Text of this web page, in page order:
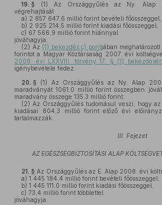
19. § (1) Az Országgyűlés az Ny. Alap
végrehajtását
a) 2 857 647,6 millió forint bevételi főösszeggel,
b) 2 925 214,5 millió forint kiadási főösszeggel,
c) 67 566,9 millió forint hiánnyal
jóváhagyja.
(2) Az (1) bekezdés c) pontjában
forintot a Magyar Köztársaság 2007. évi
2008. évi LXXVIII. törvény 17. § (1)
igénybevétele fedez.
20. § (1)
Az Országgyűlés az Ny. Alap
maradványát 1061,0 millió forint összegben
maradvány összege 135,3 millió forint.
(2) Az Országgyűlés tudomásul veszi, hogy
kiadásai 804,3 millió forint előző évi
tartalmazzák.
III. Fejezet
AZ EGÉSZSÉGBIZTOSÍTÁSI ALAP
21. § Az Országgyűlés az E. Alap 2008. évi
a) 1 445 184,4 millió forint bevételi főösszeggel,
b) 1 445 111,0 millió forint kiadási főösszeggel,
c) 73,4 millió forint többlettel
jóváhagyja.